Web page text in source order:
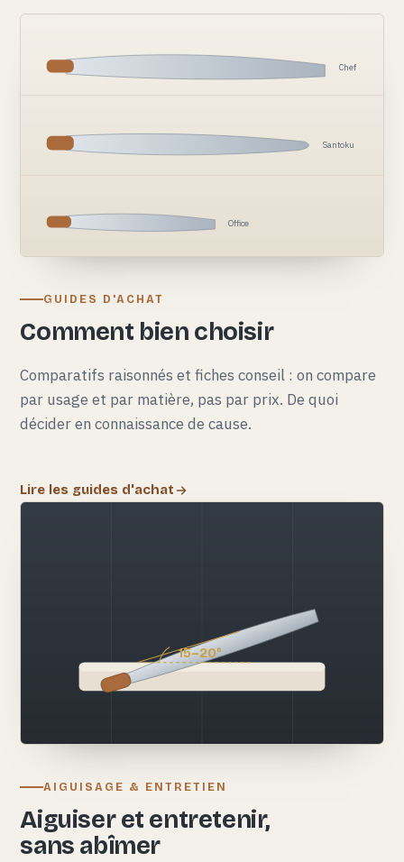
Chef
Santoku
Office
GUIDES D'ACHAT
Comment bien choisir
Comparatifs raisonnés et fiches conseil : on compare
par usage et par matière, pas par prix. De quoi
décider en connaissance de cause.
Lire les guides d'achat
15–20°
AIGUISAGE & ENTRETIEN
Aiguiser et entretenir,
sans abîmer